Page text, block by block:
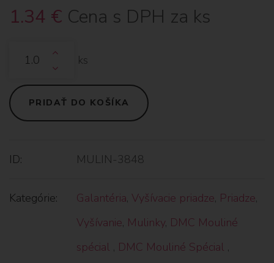
1.34 € Cena s DPH za ks
ks
PRIDAŤ DO KOŠÍKA
ID: MULIN-3848
Kategórie: Galantéria, Vyšívacie priadze, Priadze,
Vyšívanie, Mulinky, DMC Mouliné
spécial , DMC Mouliné Spécial ,